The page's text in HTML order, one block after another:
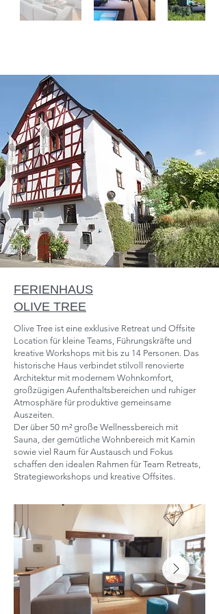
FERIENHAUS
OLIVE TREE
Olive Tree ist eine exklusive Retreat und Offsite
Location für kleine Teams, Führungskräfte und
kreative Workshops mit bis zu 14 Personen. Das
historische Haus verbindet stilvoll renovierte
Architektur mit modernem Wohnkomfort,
großzügigen Aufenthaltsbereichen und ruhiger
Atmosphäre für produktive gemeinsame
Auszeiten.
Der über 50 m² große Wellnessbereich mit
Sauna, der gemütliche Wohnbereich mit Kamin
sowie viel Raum für Austausch und Fokus
schaffen den idealen Rahmen für Team Retreats,
Strategieworkshops und kreative Offsites.